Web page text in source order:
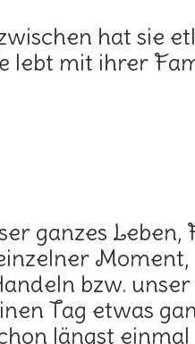
hat sie
lebt mit ihrer
ganzes
bzw.
Tag etwas
längst